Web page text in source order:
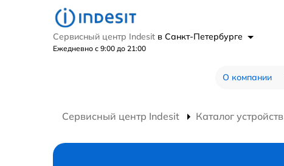
Сервисный центр Indesit в Санкт-Петербурге
Ежедневно с 9:00 до 21:00
О компании
Сервисный центр Indesit Каталог устройств